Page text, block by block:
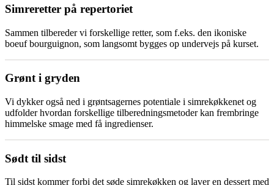
Simreretter på repertoriet
Sammen tilbereder vi forskellige retter, som f.eks. den ikoniske
boeuf bourguignon, som langsomt bygges op undervejs på kurset.
Grønt i gryden
Vi dykker også ned i grøntsagernes potentiale i simrekøkkenet og
udfolder hvordan forskellige tilberedningsmetoder kan frembringe
himmelske smage med få ingredienser.
Sødt til sidst
Til sidst kommer forbi det søde simrekøkken og laver en dessert med